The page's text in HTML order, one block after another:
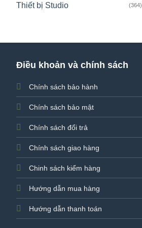
Thiết bị Studio (364)
Điều khoản và chính sách
Chính sách bảo hành
Chính sách bảo mật
Chính sách đổi trả
Chính sách giao hàng
Chinh sách kiểm hàng
Hướng dẫn mua hàng
Hướng dẫn thanh toán